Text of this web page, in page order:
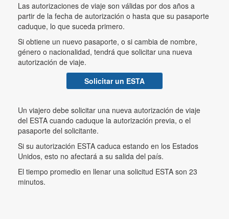
Las autorizaciones de viaje son válidas por dos años a
partir de la fecha de autorización o hasta que su pasaporte
caduque, lo que suceda primero.
Si obtiene un nuevo pasaporte, o si cambia de nombre,
género o nacionalidad, tendrá que solicitar una nueva
autorización de viaje.
Solicitar un ESTA
Un viajero debe solicitar una nueva autorización de viaje
del ESTA cuando caduque la autorización previa, o el
pasaporte del solicitante.
Si su autorización ESTA caduca estando en los Estados
Unidos, esto no afectará a su salida del país.
El tiempo promedio en llenar una solicitud ESTA son 23
minutos.